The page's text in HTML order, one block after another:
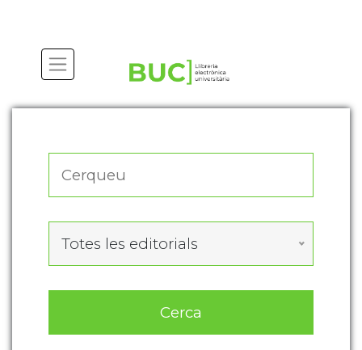
Totes les editorials
Cerca